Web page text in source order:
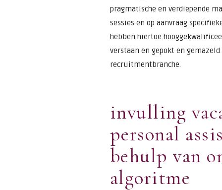
pragmatische en verdiepende
sessies en op aanvraag
hebben hiertoe
verstaan en gepokt en
recruitmentbranche.
invulling
personal
behulp van
algoritme